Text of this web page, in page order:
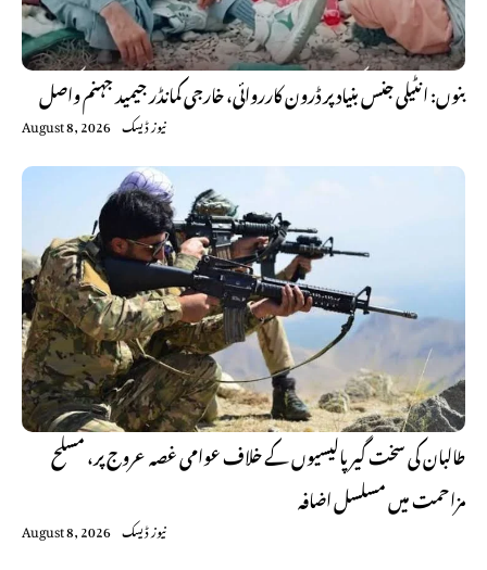
بنوں: انٹیلی جنس بنیاد پر ڈرون کارروائی، خارجی کمانڈر جیمید جہنم واصل
August 8, 2026 نیوز ڈیسک
طالبان کی سخت گیر پالیسیوں کے خلاف عوامی غصہ عروج پر، مسلح
مزاحمت میں مسلسل اضافہ
August 8, 2026 نیوز ڈیسک